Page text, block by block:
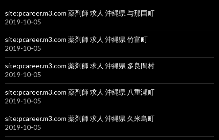
site:pcareer.m3.com 薬剤師 求人 沖縄県 与那国町
2019-10-05
site:pcareer.m3.com 薬剤師 求人 沖縄県 竹富町
2019-10-05
site:pcareer.m3.com 薬剤師 求人 沖縄県 多良間村
2019-10-05
site:pcareer.m3.com 薬剤師 求人 沖縄県 八重瀬町
2019-10-05
site:pcareer.m3.com 薬剤師 求人 沖縄県 久米島町
2019-10-05